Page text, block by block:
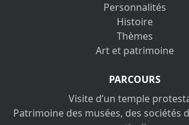
Personnalités
Histoire
Thèmes
Art et patrimoine
PARCOURS
Visite d’un temple
Patrimoine des musées, des sociétés